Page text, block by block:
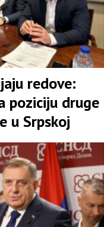
redove:
poziciju druge
u Srpskoj